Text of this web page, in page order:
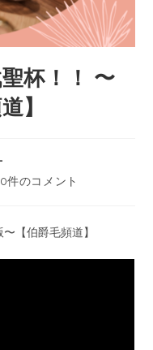
杯！！ 〜
】
0件のコメント
【伯爵毛頻道】